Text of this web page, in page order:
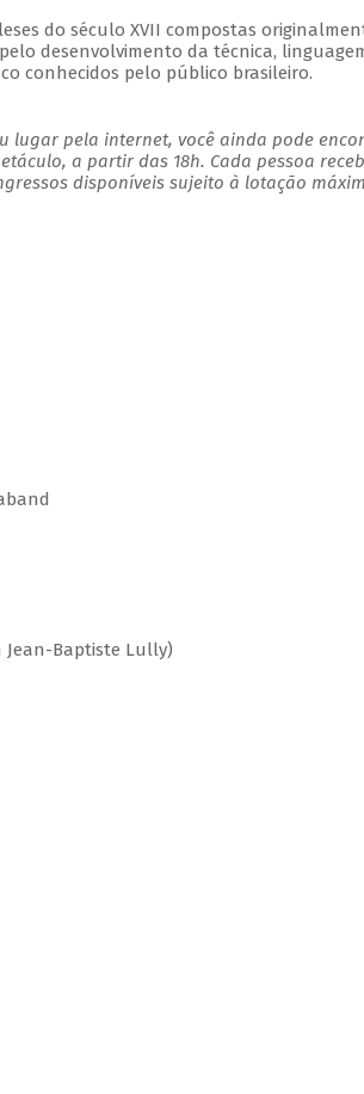
do século XVII compostas
desenvolvimento da técnica,
conhecidos pelo público brasileiro.
lugar pela internet, você ainda pode
a partir das 18h. Cada pessoa
disponíveis sujeito à lotação
Baptiste Lully)